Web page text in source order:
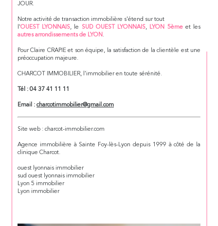
JOUR.
Notre activité de transaction immobilière s'étend sur tout
l'OUEST LYONNAIS, le SUD OUEST LYONNAIS, LYON 5èmeet les
autres arrondissements de LYON.
Pour Claire CRAPIE et son équipe, la satisfaction de la clientèle est une
préoccupation majeure.
CHARCOT IMMOBILIER, l'immobilier en toute sérénité.
Tél : 04 37 41 11 11
Email : charcotimmobilier@gmail.com
Site web : charcot-immobilier.com
Agence immobilière à Sainte Foy-lès-Lyon depuis 1999 à côté de la
clinique Charcot.
ouest lyonnais immobilier
sud ouest lyonnais immobilier
Lyon 5 immobilier
Lyon immobilier